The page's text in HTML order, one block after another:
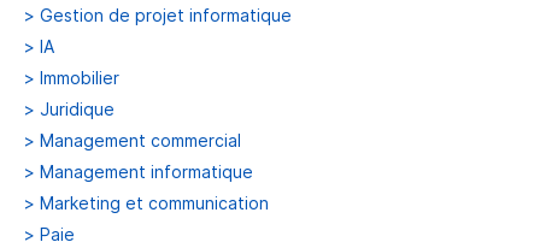
> Gestion de projet informatique
> IA
> Immobilier
> Juridique
> Management commercial
> Management informatique
> Marketing et communication
> Paie